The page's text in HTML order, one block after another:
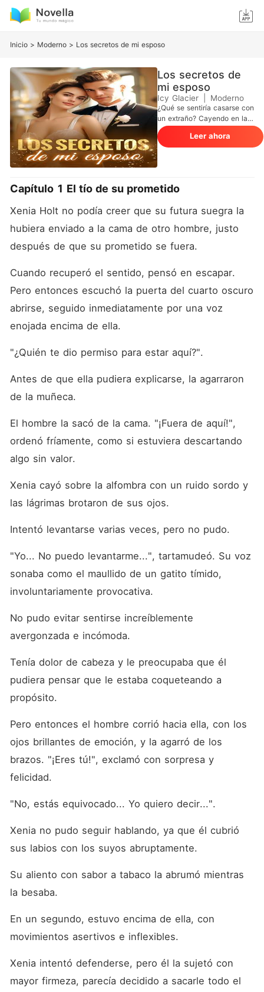
Inicio > Moderno > Los secretos de mi esposo
Los secretos de
mi esposo
Icy Glacier Moderno
¿Qué se sentiría casarse con
un extraño? Cayendo en la
trampa de su futura suegra,
entre la espada y la pared,
Xenia se casó con el tío
enfermizo y en silla de
Pensó que su vida iba a ser
un infierno después del
una gran sorpresa. Su
marido le compró una casa y
un terreno, y no solo eso, la
amaba con todo su corazón.
inconveniente era que su
marido, Vince, siempre tosía
como si fuera a morir en
Xenia descubrió el secreto
"¿No tienes una enfermedad
ahora, gracias a ti",
respondió Vince. "¿No
que se burlaran de nuestro
hijo, así que contraté al
mejor médico para que me
"¡Vince Morrison! ¿Qué más
me has estado ocultando?".
Con un ruido sordo, Vince se
Gritar enojada podría dañar
esto te ayuda". El
sorprendió a todos los que lo
arrodilló ante una mujer!
Leer ahora
Capítulo 1 El tío de su prometido
Xenia Holt no podía creer que su futura suegra la
hubiera enviado a la cama de otro hombre, justo
después de que su prometido se fuera.
Cuando recuperó el sentido, pensó en escapar.
Pero entonces escuchó la puerta del cuarto oscuro
abrirse, seguido inmediatamente por una voz
enojada encima de ella.
"¿Quién te dio permiso para estar aquí?".
Antes de que ella pudiera explicarse, la agarraron
de la muñeca.
El hombre la sacó de la cama. "¡Fuera de aquí!",
ordenó fríamente, como si estuviera descartando
algo sin valor.
Xenia cayó sobre la alfombra con un ruido sordo y
las lágrimas brotaron de sus ojos.
Intentó levantarse varias veces, pero no pudo.
"Yo... No puedo levantarme...", tartamudeó. Su voz
sonaba como el maullido de un gatito tímido,
involuntariamente provocativa.
No pudo evitar sentirse increíblemente
avergonzada e incómoda.
Tenía dolor de cabeza y le preocupaba que él
pudiera pensar que le estaba coqueteando a
propósito.
Pero entonces el hombre corrió hacia ella, con los
ojos brillantes de emoción, y la agarró de los
brazos. "¡Eres tú!", exclamó con sorpresa y
felicidad.
"No, estás equivocado... Yo quiero decir...".
Xenia no pudo seguir hablando, ya que él cubrió
sus labios con los suyos abruptamente.
Su aliento con sabor a tabaco la abrumó mientras
la besaba.
En un segundo, estuvo encima de ella, con
movimientos asertivos e inflexibles.
Xenia intentó defenderse, pero él la sujetó con
mayor firmeza, parecía decidido a sacarle todo el